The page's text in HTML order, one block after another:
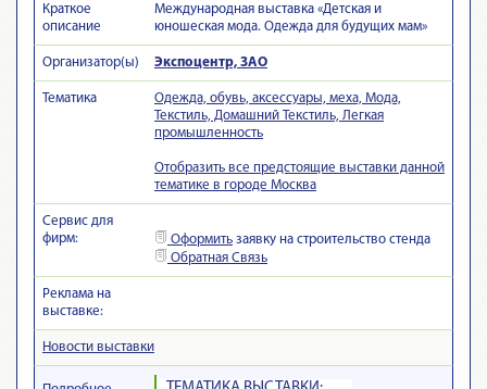
Краткое
описание
Международная выставка «Детская и
юношеская мода. Одежда для будущих мам»
Организатор(ы) Экспоцентр, ЗАО
Тематика
Одежда, обувь, аксессуары, меха, Мода,
Текстиль, Домашний Текстиль, Легкая
промышленность
Отобразить все предстоящие выставки данной
тематике в городе Москва
Сервис для
фирм:
Оформить заявку на строительство стенда
Обратная Связь
Реклама на
выставке:
Новости выставки